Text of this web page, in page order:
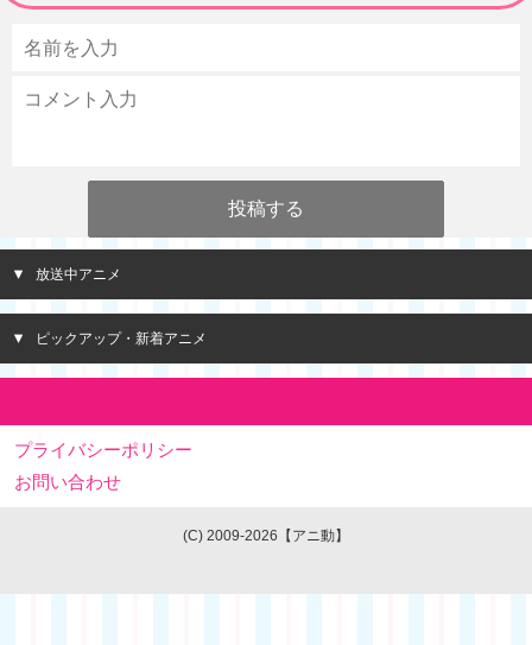
放送中アニメ
ピックアップ・新着アニメ
プライバシーポリシー
お問い合わせ
(C) 2009-2026【アニ動】